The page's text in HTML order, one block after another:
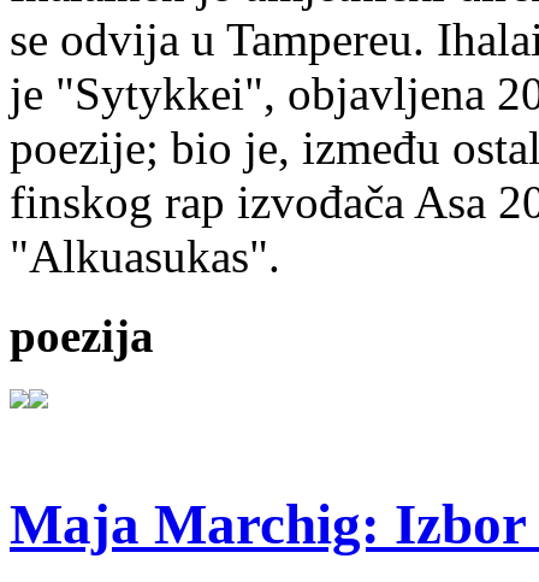
se odvija u Tampereu.
je "Sytykkei", objavljena
poezije; bio je, između
finskog rap izvođača Asa
"Alkuasukas".
poezija
Maja Marchig: Izbor